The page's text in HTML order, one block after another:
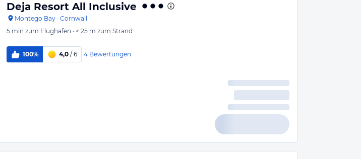
Deja Resort All Inclusive
Montego Bay · Cornwall
5 min zum Flughafen · < 25 m zum Strand
100% 4,0 / 6 4 Bewertungen